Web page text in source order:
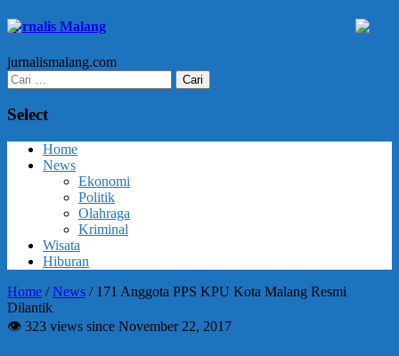
Jurnalis Malang
jurnalismalang.com
Cari
untuk:
Select
Home
News
Ekonomi
Politik
Olahraga
Kriminal
Wisata
Hiburan
Home /News / 171 Anggota PPS KPU Kota Malang Resmi
Dilantik
👁 323 views since November 22, 2017